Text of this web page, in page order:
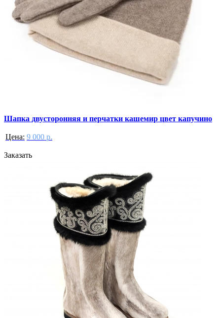
Шапка двусторонняя и перчатки кашемир цвет капучино
Цена: 9 000 р.
Заказать